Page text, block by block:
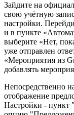
Зайдите на
свою учётную
настройки.
и в пункте
выберите «Нет,
уже отправлен
«Мероприятия из
добавлять
Непосредственно
отображение
Настройки - пункт